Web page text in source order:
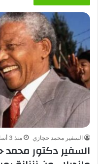
السفير محمد حجازي منذ 3 أسابيع
السفير دكتور